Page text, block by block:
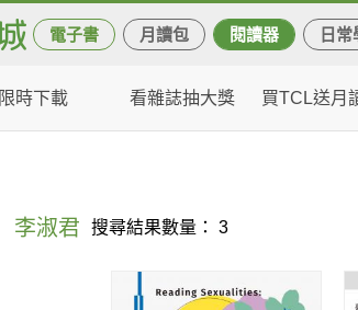
電子書 月讀包 閱讀器 日常
限時下載 看雜誌抽大獎 買TCL送月
李淑君 搜尋結果數量： 3